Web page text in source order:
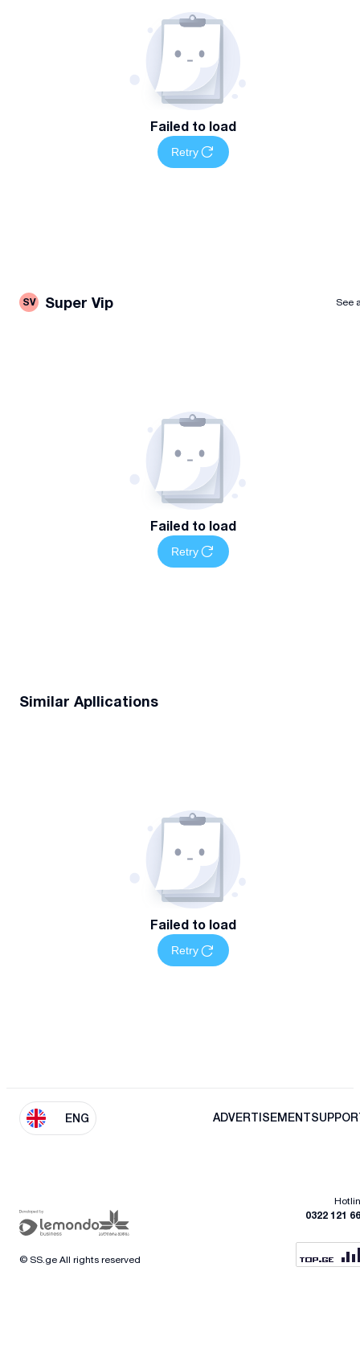
Failed to load
Retry
SV Super Vip See
Failed to load
Retry
Similar Apllications
Failed to load
Retry
ENG ADVERTISEMENT
0322 121
© SS.ge All rights reserved